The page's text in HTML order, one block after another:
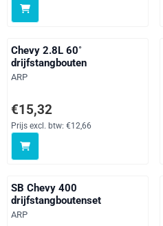
Chevy 2.8L 60˚
drijfstangbouten
Merk:
ARP
Prijs: 15,32, exclusief btw: 12,66
€15,32
Prijs excl. btw: €12,66
SB Chevy 400
drijfstangboutenset
Merk:
ARP